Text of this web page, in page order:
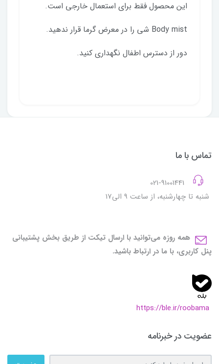
این محصول فقط برای استعمال خارجی است.
Body mist شی را در معرض گرما قرار ندهید.
دور از دسترس اطفال نگهداری کنید.
تماس با ما
شنبه تا چهارشنبه، از ساعت 9 الی17
همه روزه می‌توانید با ارسال تیکت از طریق بخش پشتیبانی
پنل کاربری، با ما در ارتباط باشید.
https://ble.ir/roobama
عضویت در خبرنامه